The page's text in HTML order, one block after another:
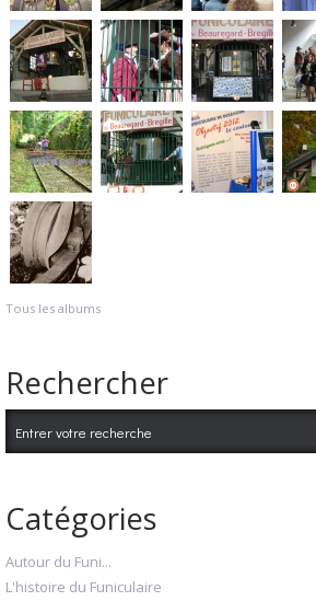
Tous les albums
Rechercher
Catégories
Autour du Funi...
L'histoire du Funiculaire